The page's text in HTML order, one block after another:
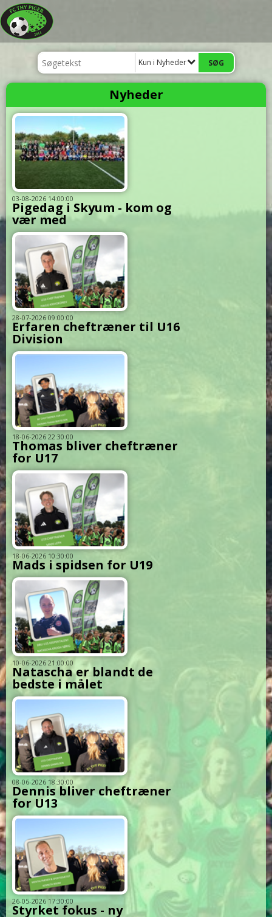
Kun i Nyheder
Nyheder
03-08-2026 14:00:00
Pigedag i Skyum - kom og
vær med
28-07-2026 09:00:00
Erfaren cheftræner til U16
Division
18-06-2026 22:30:00
Thomas bliver cheftræner
for U17
18-06-2026 10:30:00
Mads i spidsen for U19
10-06-2026 21:00:00
Natascha er blandt de
bedste i målet
08-06-2026 18:30:00
Dennis bliver cheftræner
for U13
26-05-2026 17:30:00
Styrket fokus - ny